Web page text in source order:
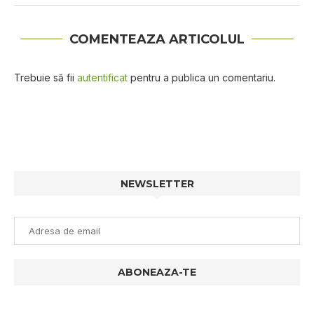
COMENTEAZA ARTICOLUL
Trebuie să fii autentificat pentru a publica un comentariu.
NEWSLETTER